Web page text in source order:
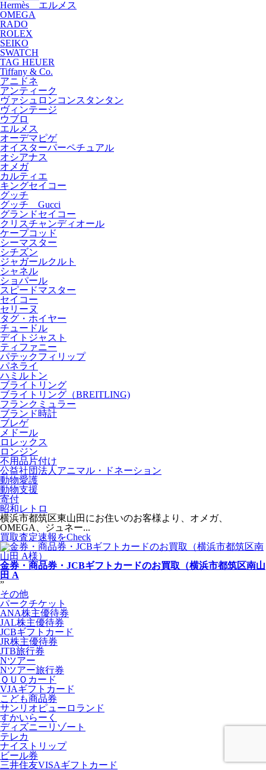
Hermès エルメス
OMEGA
RADO
ROLEX
SEIKO
SWATCH
TAG HEUER
Tiffany & Co.
アニドネ
アンティーク
ヴァシュロンコンスタンタン
ヴィンテージ
ウブロ
エルメス
オーデマピゲ
オイスターパーペチュアル
オシアナス
オメガ
カルティエ
キングセイコー
グッチ
グッチ Gucci
グランドセイコー
クリスチャンディオール
ケープコッド
シーマスター
シチズン
ジャガールクルト
シャネル
ショパール
スピードマスター
セイコー
セリーヌ
タグ・ホイヤー
チュードル
デイトジャスト
ティファニー
パテックフィリップ
パネライ
ハミルトン
ブライトリング
ブライトリング（BREITLING)
フランクミュラー
ブランド時計
ブレゲ
メドール
ロレックス
ロンジン
不用品片付け
公益社団法人アニマル・ドネーション
動物愛護
動物支援
寄付
昭和レトロ
横浜市都筑区東山田にお住いのお客様より、オメガ、
OMEGA、ジュネー...
買取査定速報をCheck
金券・商品券・JCBギフトカードのお買取（横浜市都筑区南山
田 A
”
その他
パークチケット
ANA株主優待券
JAL株主優待券
JCBギフトカード
JR株主優待券
JTB旅行券
Nツアー
Nツアー旅行券
ＱＵＯカード
VJAギフトカード
こども商品券
サンリオピューロランド
すかいらーく
ディズニーリゾート
テレカ
ナイストリップ
ビール券
三井住友VISAギフトカード